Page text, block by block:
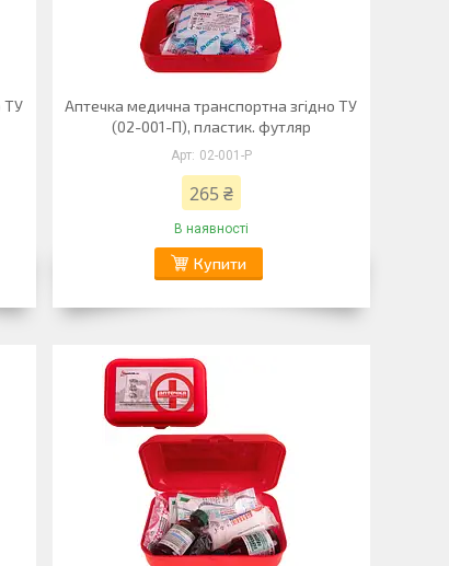
ТУ
Аптечка медична транспортна згiдно ТУ
(02-001-П), пластик. футляр
02-001-P
265 ₴
В наявності
Купити